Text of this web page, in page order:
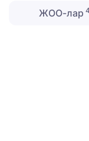
ЖОО-лар